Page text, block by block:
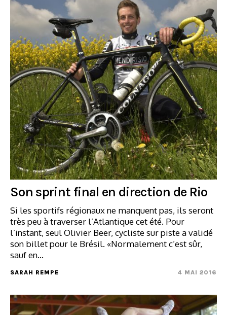
Son sprint final en direction de Rio
Si les sportifs régionaux ne manquent pas, ils seront
très peu à traverser l’Atlantique cet été. Pour
l’instant, seul Olivier Beer, cycliste sur piste a validé
son billet pour le Brésil. «Normalement c’est sûr,
sauf en…
SARAH REMPE 4 MAI 2016